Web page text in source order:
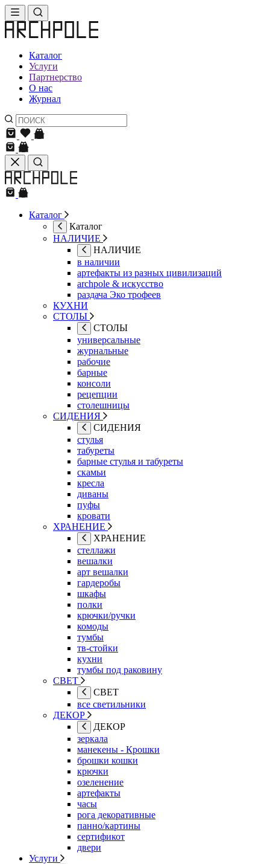
Каталог
Услуги
Партнерство
О нас
Журнал
Каталог
Каталог
НАЛИЧИЕ
НАЛИЧИЕ
в наличии
артефакты из разных цивилизаций
archpole & искусство
раздача Эко трофеев
КУХНИ
СТОЛЫ
СТОЛЫ
универсальные
журнальные
рабочие
барные
консоли
рецепции
столешницы
СИДЕНИЯ
СИДЕНИЯ
стулья
табуреты
барные стулья и табуреты
скамьи
кресла
диваны
пуфы
кровати
ХРАНЕНИЕ
ХРАНЕНИЕ
стеллажи
вешалки
арт вешалки
гардеробы
шкафы
полки
крючки/ручки
комоды
тумбы
тв-стойки
кухни
тумбы под раковину
СВЕТ
СВЕТ
все светильники
ДЕКОР
ДЕКОР
зеркала
манекены - Крошки
брошки кошки
крючки
озеленение
артефакты
часы
рога декоративные
панно/картины
сертификот
двери
Услуги